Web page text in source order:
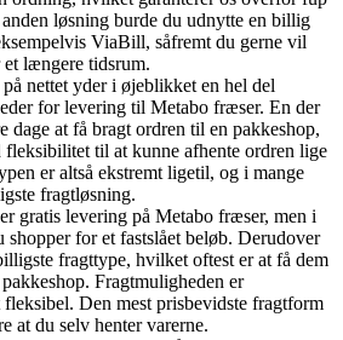
løsning burde du udnytte en billig
ViaBill, såfremt du gerne vil
længere tidsrum.
nettet yder i øjeblikket en hel del
for levering til Metabo fræser. En der
dage at få bragt ordren til en pakkeshop,
til at kunne afhente ordren lige
er altså ekstremt ligetil, og i mange
fragtløsning.
gratis levering på Metabo fræser, men i
shopper for et fastslået beløb. Derudover
fragttype, hvilket oftest er at få dem
Fragtmuligheden er
Den mest prisbevidste fragtform
at du selv henter varerne.